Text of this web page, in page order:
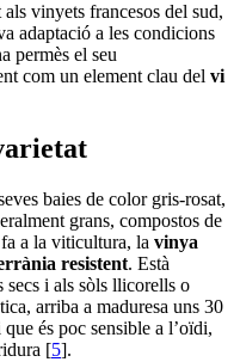
vinyets francesos del sud,
adaptació a les condicions
permès el seu
com un element clau del vi
baies de color gris-rosat,
grans, compostos de
a la viticultura, la vinya
resistent. Està
secs i als sòls llicorells o
arriba a maduresa uns 30
és poc sensible a l’oïdi,
[5].